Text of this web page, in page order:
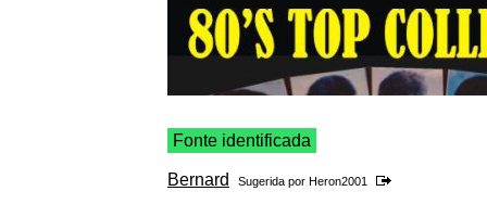
Fonte identificada
Bernard Sugerida por Heron2001